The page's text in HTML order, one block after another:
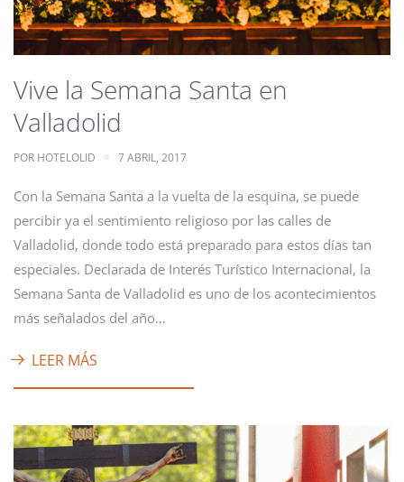
Vive la Semana Santa en
Valladolid
POR HOTELOLID 7 ABRIL, 2017
Con la Semana Santa a la vuelta de la esquina, se puede
percibir ya el sentimiento religioso por las calles de
Valladolid, donde todo está preparado para estos días tan
especiales. Declarada de Interés Turístico Internacional, la
Semana Santa de Valladolid es uno de los acontecimientos
más señalados del año…
LEER MÁS